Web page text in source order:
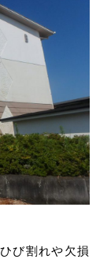
び割れや欠損